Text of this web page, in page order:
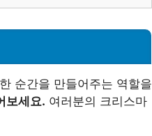
순간을 만들어주는 역할을
보세요. 여러분의 크리스마